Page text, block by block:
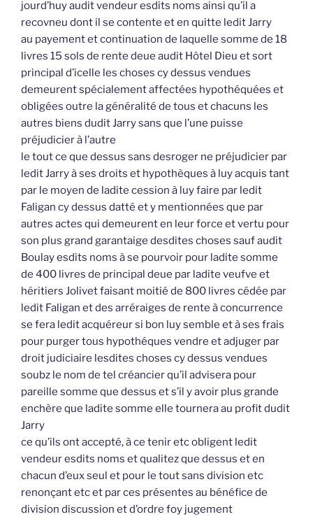
jourd’huy audit vendeur esdits noms ainsi qu’il a
recovneu dont il se contente et en quitte ledit Jarry
au payement et continuation de laquelle somme de 18
livres 15 sols de rente deue audit Hôtel Dieu et sort
principal d’icelle les choses cy dessus vendues
demeurent spécialement affectées hypothéquées et
obligées outre la généralité de tous et chacuns les
autres biens dudit Jarry sans que l’une puisse
préjudicier à l’autre
le tout ce que dessus sans desroger ne préjudicier par
ledit Jarry à ses droits et hypothèques à luy acquis tant
par le moyen de ladite cession à luy faire par ledit
Faligan cy dessus datté et y mentionnées que par
autres actes qui demeurent en leur force et vertu pour
son plus grand garantaige desdites choses sauf audit
Boulay esdits noms à se pourvoir pour ladite somme
de 400 livres de principal deue par ladite veufve et
héritiers Jolivet faisant moitié de 800 livres cédée par
ledit Faligan et des arréraiges de rente à concurrence
se fera ledit acquéreur si bon luy semble et à ses frais
pour purger tous hypothéques vendre et adjuger par
droit judiciaire lesdites choses cy dessus vendues
soubz le nom de tel créancier qu’il advisera pour
pareille somme que dessus et s’il y avoir plus grande
enchère que ladite somme elle tournera au profit dudit
Jarry
ce qu’ils ont accepté, à ce tenir etc obligent ledit
vendeur esdits noms et qualitez que dessus et en
chacun d’eux seul et pour le tout sans division etc
renonçant etc et par ces présentes au bénéfice de
division discussion et d’ordre foy jugement